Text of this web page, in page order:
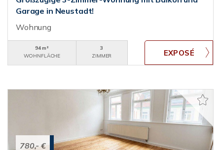
Garage in Neustadt!
Wohnung
94 m²
WOHNFLÄCHE
3
ZIMMER
780,- €